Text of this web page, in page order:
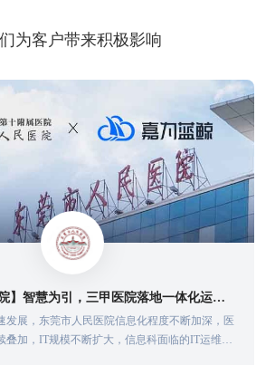
为客户带来积极影响
【东莞市人民医院】智慧为引，三甲医院落地一体化运维实践
发展，东莞市人民医院信息化程度不断加深，医
叠加，IT规模不断扩大，信息科面临的IT运维需